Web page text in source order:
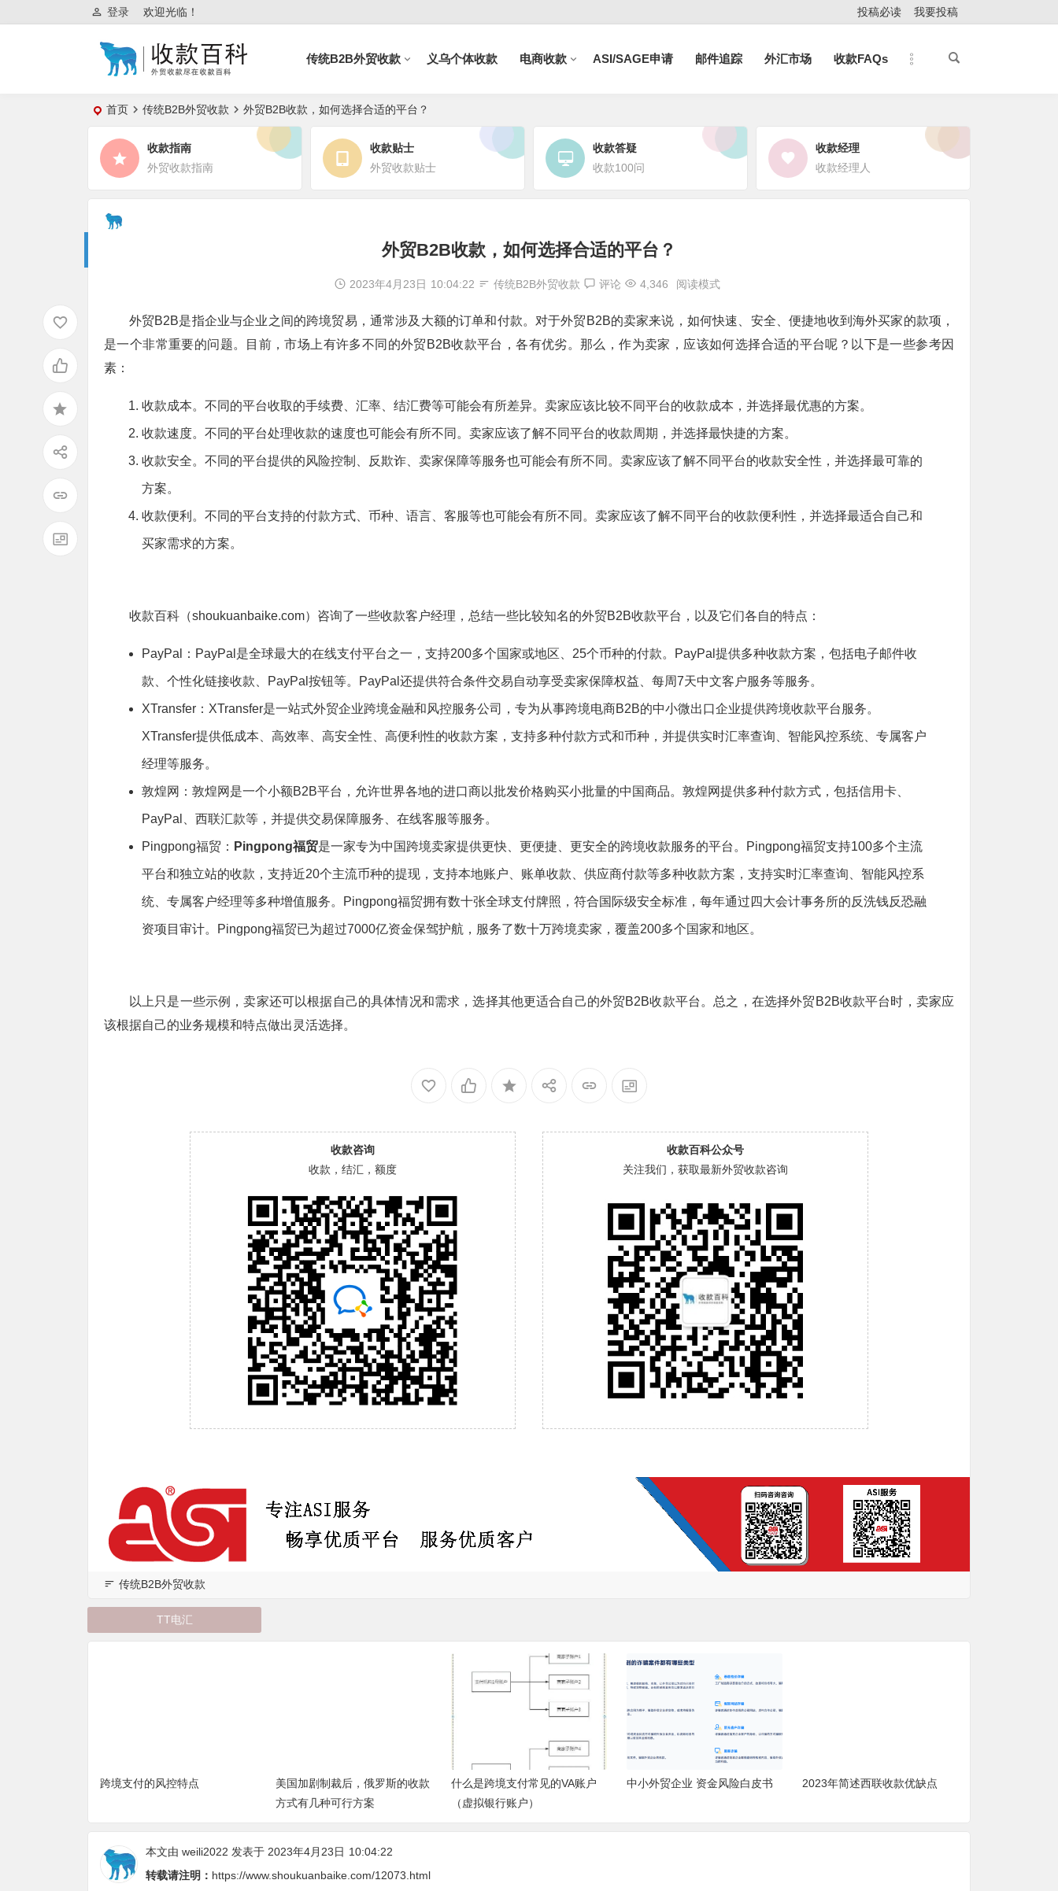
欢迎光临！
登录 投稿必读 我要投稿
传统B2B外贸收款 义乌个体收款 电商收款 ASI/SAGE申请 邮件追踪 外汇市场 收款FAQs
首页 传统B2B外贸收款 外贸B2B收款，如何选择合适的平台？
收款指南
外贸收款指南
收款贴士
外贸收款贴士
收款答疑
收款100问
收款经理
收款经理人
外贸B2B收款，如何选择合适的平台？
2023年4月23日 10:04:22 传统B2B外贸收款 评论 4,346 阅读模式
外贸B2B是指企业与企业之间的跨境贸易，通常涉及大额的订单和付款。对于外贸B2B的卖家来说，如何快速、安全、便捷地收到海外买家的款项，
是一个非常重要的问题。目前，市场上有许多不同的外贸B2B收款平台，各有优劣。那么，作为卖家，应该如何选择合适的平台呢？以下是一些参考因
素：
收款成本。不同的平台收取的手续费、汇率、结汇费等可能会有所差异。卖家应该比较不同平台的收款成本，并选择最优惠的方案。
收款速度。不同的平台处理收款的速度也可能会有所不同。卖家应该了解不同平台的收款周期，并选择最快捷的方案。
收款安全。不同的平台提供的风险控制、反欺诈、卖家保障等服务也可能会有所不同。卖家应该了解不同平台的收款安全性，并选择最可靠的
方案。
收款便利。不同的平台支持的付款方式、币种、语言、客服等也可能会有所不同。卖家应该了解不同平台的收款便利性，并选择最适合自己和
买家需求的方案。
收款百科（shoukuanbaike.com）咨询了一些收款客户经理，总结一些比较知名的外贸B2B收款平台，以及它们各自的特点：
PayPal：PayPal是全球最大的在线支付平台之一，支持200多个国家或地区、25个币种的付款。PayPal提供多种收款方案，包括电子邮件收
款、个性化链接收款、PayPal按钮等。PayPal还提供符合条件交易自动享受卖家保障权益、每周7天中文客户服务等服务。
XTransfer：XTransfer是一站式外贸企业跨境金融和风控服务公司，专为从事跨境电商B2B的中小微出口企业提供跨境收款平台服务。
XTransfer提供低成本、高效率、高安全性、高便利性的收款方案，支持多种付款方式和币种，并提供实时汇率查询、智能风控系统、专属客户
经理等服务。
敦煌网：敦煌网是一个小额B2B平台，允许世界各地的进口商以批发价格购买小批量的中国商品。敦煌网提供多种付款方式，包括信用卡、
PayPal、西联汇款等，并提供交易保障服务、在线客服等服务。
Pingpong福贸： Pingpong福贸是一家专为中国跨境卖家提供更快、更便捷、更安全的跨境收款服务的平台。Pingpong福贸支持100多个主流
平台和独立站的收款，支持近20个主流币种的提现，支持本地账户、账单收款、供应商付款等多种收款方案，支持实时汇率查询、智能风控系
统、专属客户经理等多种增值服务。Pingpong福贸拥有数十张全球支付牌照，符合国际级安全标准，每年通过四大会计事务所的反洗钱反恐融
资项目审计。Pingpong福贸已为超过7000亿资金保驾护航，服务了数十万跨境卖家，覆盖200多个国家和地区。
以上只是一些示例，卖家还可以根据自己的具体情况和需求，选择其他更适合自己的外贸B2B收款平台。总之，在选择外贸B2B收款平台时，卖家应
该根据自己的业务规模和特点做出灵活选择。
收款咨询
收款，结汇，额度
收款百科公众号
关注我们，获取最新外贸收款咨询
传统B2B外贸收款
TT电汇
跨境支付的风控特点
美国加剧制裁后，俄罗斯的收款
方式有几种可行方案
什么是跨境支付常见的VA账户
（虚拟银行账户）
中小外贸企业 资金风险白皮书 2023年简述西联收款优缺点
本文由 weili2022 发表于 2023年4月23日 10:04:22
转载请注明： https://www.shoukuanbaike.com/12073.html